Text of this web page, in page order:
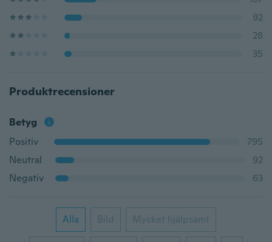
92
28
35
Produktrecensioner
Betyg
Positiv
795
Neutral
92
Negativ
63
Alla Bild Mycket hjälpsamt